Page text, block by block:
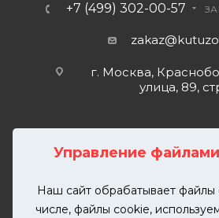
Управление
Наш сайт обрабатывает файлы
числе, файлы cookie,
+7 (499) 302-00-57
г. Москва,
улица, 89,
2026 © KUTUZOVV | Кузовной